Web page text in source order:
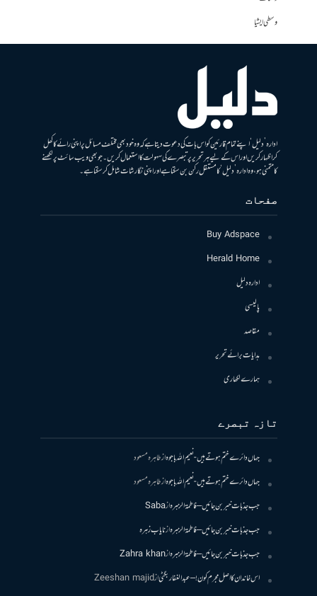
وسطی ایشیا
ادارہ ’دلیل‘ اپنے تمام قارئین کو اس بات کی دعوت دیتا ہے کہ وہ خود بھی مختلف مسائل پر اپنی رائے کا کھل
کر اظہار کریں اور اس کے لیے ہر تحریر پر تبصرے کی سہولت کا استعمال کریں۔ جو بھی ویب سائٹ پر لکھنے
کا متمنی ہو، وہ ادارہ ’دلیل‘ کا مستقل رکن بن سکتا ہے اور اپنی نگارشات شامل کرسکتا ہے۔
صفحات
Buy Adspace
Herald Home
ادارہ دلیل
پالیسی
مقاصد
ہدایات برائے تحریر
ہمارے لکھاری
تازہ تبصرے
جہاں دائرے ختم ہوتے ہیں- نعیم اللہ باجوہازطاہرہ مسعود
جہاں دائرے ختم ہوتے ہیں- نعیم اللہ باجوہازطاہرہ مسعود
جب جذبات خبر بن جائیں – فاطمۃالزہرہازSaba
جب جذبات خبر بن جائیں – فاطمۃالزہرہازنایاب زہرہ
جب جذبات خبر بن جائیں – فاطمۃالزہرہازZahra khan
اس خاندان کا اصل مجرم کون! – عبدالغفار بگٹیازZeeshan majid